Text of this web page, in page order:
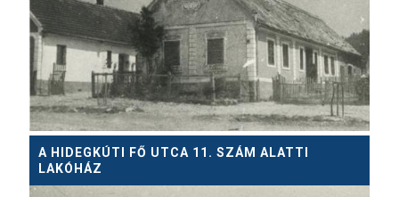
A HIDEGKÚTI FŐ UTCA 11. SZÁM ALATTI
LAKÓHÁZ